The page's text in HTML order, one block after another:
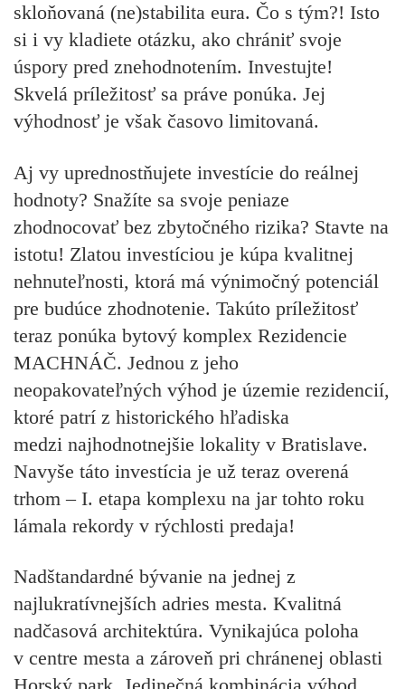
skloňovaná (ne)stabilita eura. Čo s tým?! Isto
si i vy kladiete otázku, ako chrániť svoje
úspory pred znehodnotením. Investujte!
Skvelá príležitosť sa práve ponúka. Jej
výhodnosť je však časovo limitovaná.
Aj vy uprednostňujete investície do reálnej
hodnoty? Snažíte sa svoje peniaze
zhodnocovať bez zbytočného rizika? Stavte na
istotu! Zlatou investíciou je kúpa kvalitnej
nehnuteľnosti, ktorá má výnimočný potenciál
pre budúce zhodnotenie. Takúto príležitosť
teraz ponúka bytový komplex Rezidencie
MACHNÁČ. Jednou z jeho
neopakovateľných výhod je územie rezidencií,
ktoré patrí z historického hľadiska
medzi najhodnotnejšie lokality v Bratislave.
Navyše táto investícia je už teraz overená
trhom– I. etapa komplexu na jar tohto roku
lámala rekordy v rýchlosti predaja!
Nadštandardné bývanie na jednej z
najlukratívnejších adries mesta. Kvalitná
nadčasová architektúra. Vynikajúca poloha
v centre mesta a zároveň pri chránenej oblasti